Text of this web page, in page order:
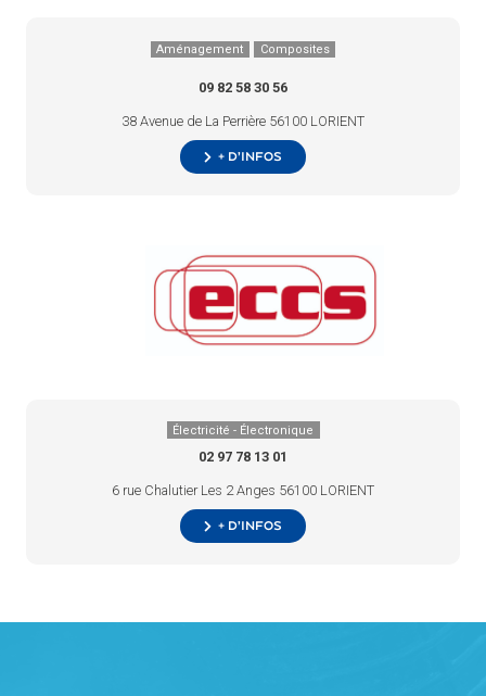
Aménagement Composites
09 82 58 30 56
38 Avenue de La Perrière 56100 LORIENT
+ d’infos
Électricité - Électronique
02 97 78 13 01
6 rue Chalutier Les 2 Anges 56100 LORIENT
+ d’infos